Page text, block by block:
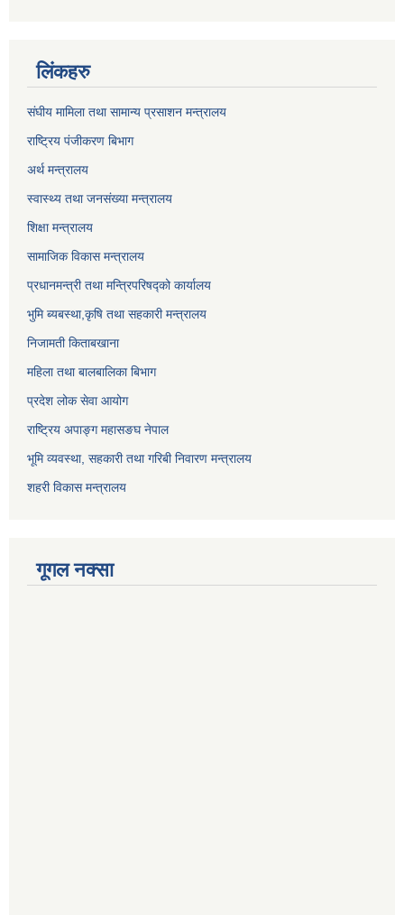
लिंकहरु
संघीय मामिला तथा सामान्य प्रसाशन मन्त्रालय
राष्ट्रिय पंजीकरण बिभाग
अर्थ मन्त्रालय
स्वास्थ्य तथा जनसंख्या मन्त्रालय
शिक्षा मन्त्रालय
सामाजिक विकास मन्त्रालय
प्रधानमन्त्री तथा मन्त्रिपरिषद्को कार्यालय
भुमि ब्यबस्था,कृषि तथा सहकारी मन्त्रालय
निजामती किताबखाना
महिला तथा बालबालिका बिभाग
प्रदेश लोक सेवा आयोग
राष्ट्रिय अपाङ्ग महासङघ नेपाल
भूमि व्यवस्था, सहकारी तथा गरिबी निवारण मन्त्रालय
शहरी विकास मन्त्रालय
गूगल नक्सा